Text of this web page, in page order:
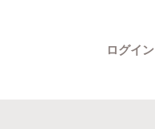
ログイン